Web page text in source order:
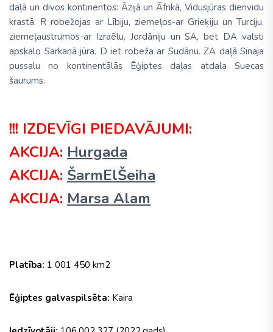
daļā un divos kontinentos: Āzijā un Āfrikā, Vidusjūras dienvidu
krastā. R robežojas ar Lībiju, ziemeļos-ar Grieķiju un Turciju,
ziemeļaustrumos-ar Izraēlu, Jordāniju un SA, bet DA valsti
apskalo Sarkanā jūra. D iet robeža ar Sudānu. ZA daļā Sinaja
pussalu no kontinentālās Ēģiptes daļas atdala Suecas
šaurums.
!!! IZDEVĪGI PIEDAVĀJUMI:
AKCIJA: Hurgada
AKCIJA: ŠarmElŠeiha
AKCIJA: Marsa Alam
Platība: 1 001 450 km2
Ēģiptes galvaspilsēta: Kaira